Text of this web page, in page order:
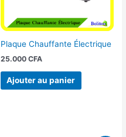
Plaque Chauffante Électrique
25.000 CFA
Ajouter au panier